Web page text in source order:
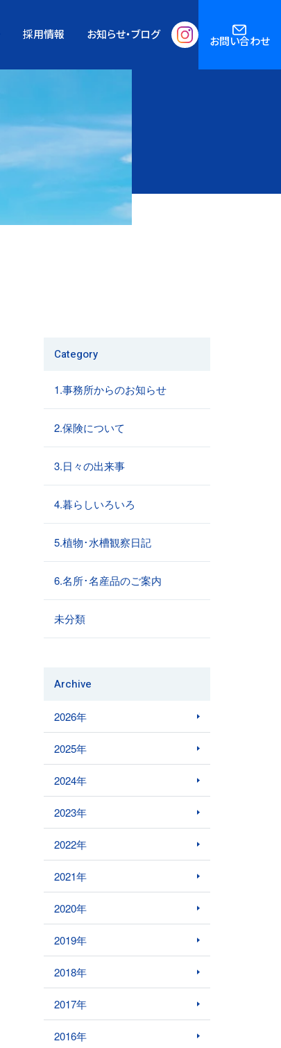
採用情報 お知らせ・ブログ お問い合わせ
Category
1.事務所からのお知らせ
2.保険について
3.日々の出来事
4.暮らしいろいろ
5.植物･水槽観察日記
6.名所･名産品のご案内
未分類
Archive
2026年
2025年
2024年
2023年
2022年
2021年
2020年
2019年
2018年
2017年
2016年